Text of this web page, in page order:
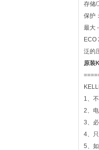
存储/
保护
最大
ECO
泛的
原装
1、
2、
3、
4、
5、